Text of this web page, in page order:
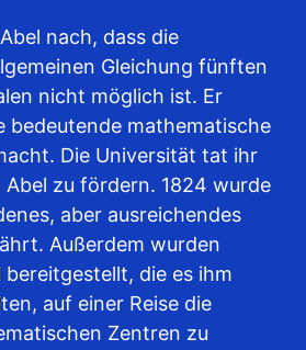
nach, dass die
Gleichung fünften
nicht möglich ist. Er
bedeutende mathematische
Die Universität tat ihr
Abel zu fördern. 1824 wurde
aber ausreichendes
Außerdem wurden
die es ihm
auf einer Reise die
Zentren zu